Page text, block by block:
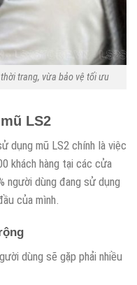
trang, vừa bảo vệ tối ưu
LS2
dụng mũ LS2 chính là việc
khách hàng tại các cửa
người dùng đang sử dụng
của mình.
dùng sẽ gặp phải nhiều